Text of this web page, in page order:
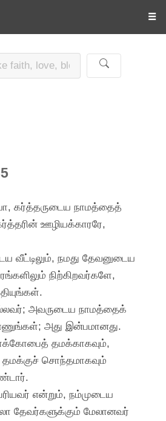
☰
கர்த்தருடைய நாமத்தைத்
ஊழியக்காரரே,
வீட்டிலும், நமது தேவனுடைய
நிற்கிறவர்களே,
அவருடைய நாமத்தைக்
அது இன்பமானது.
தமக்காகவும்,
சொந்தமாகவும்
என்றும், நம்முடைய
தேவர்களுக்கும் மேலானவர்